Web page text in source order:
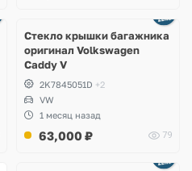
Стекло крышки багажника
оригинал Volkswagen
Caddy V
2K7845051D +2
VW
1 месяц назад
63,000 ₽ 79